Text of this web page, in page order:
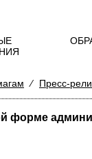
⁄ Пресс-
форме